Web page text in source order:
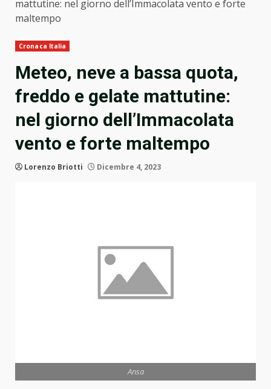
mattutine: nel giorno dell’Immacolata vento e forte
maltempo
Cronaca Italia
Meteo, neve a bassa quota,
freddo e gelate mattutine:
nel giorno dell’Immacolata
vento e forte maltempo
Lorenzo Briotti Dicembre 4, 2023
Ansa